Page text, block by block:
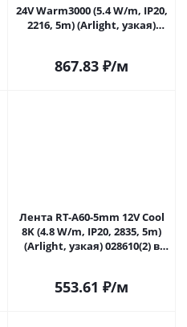
24V Warm3000 (5.4 W/m, IP20,
2216, 5m) (Arlight, узкая)
867.83 ₽/м
Лента RT-A60-5mm 12V Cool
8K (4.8 W/m, IP20, 2835, 5m)
(Arlight, узкая) 028610(2) в
553.61 ₽/м